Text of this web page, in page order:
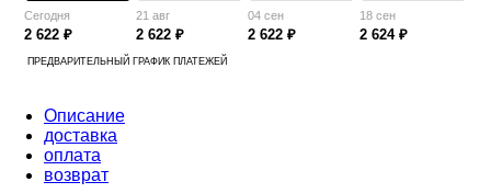
Сегодня
2 622 ₽
21 авг
2 622 ₽
04 сен
2 622 ₽
18 сен
2 624 ₽
ПРЕДВАРИТЕЛЬНЫЙ ГРАФИК ПЛАТЕЖЕЙ
Описание
доставка
оплата
возврат